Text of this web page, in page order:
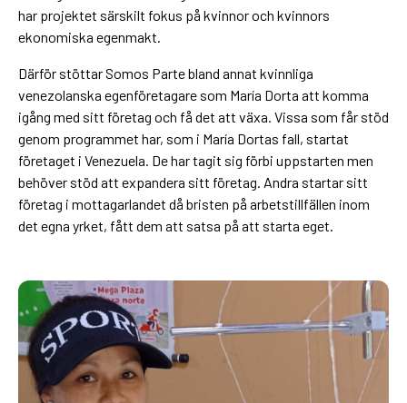
har projektet särskilt fokus på kvinnor och kvinnors
ekonomiska egenmakt.
Därför stöttar Somos Parte bland annat kvinnliga
venezolanska egenföretagare som María Dorta att komma
igång med sitt företag och få det att växa. Vissa som får stöd
genom programmet har, som i María Dortas fall, startat
företaget i Venezuela. De har tagit sig förbi uppstarten men
behöver stöd att expandera sitt företag. Andra startar sitt
företag i mottagarlandet då bristen på arbetstillfällen inom
det egna yrket, fått dem att satsa på att starta eget.